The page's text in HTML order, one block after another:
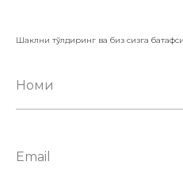
Шаклни тўлдиринг ва биз сизга